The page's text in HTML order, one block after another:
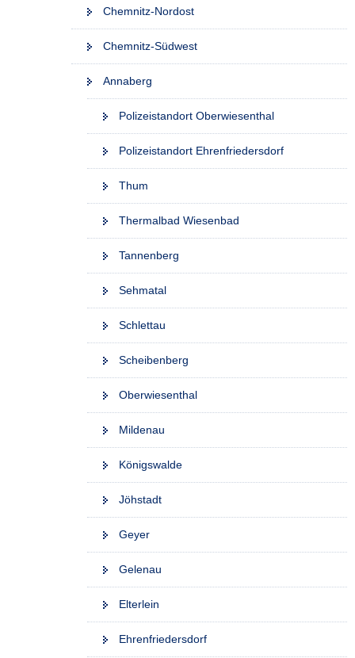
Chemnitz-Nordost
Chemnitz-Südwest
Annaberg
Polizeistandort Oberwiesenthal
Polizeistandort Ehrenfriedersdorf
Thum
Thermalbad Wiesenbad
Tannenberg
Sehmatal
Schlettau
Scheibenberg
Oberwiesenthal
Mildenau
Königswalde
Jöhstadt
Geyer
Gelenau
Elterlein
Ehrenfriedersdorf